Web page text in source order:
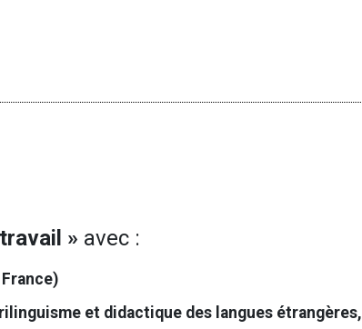
» avec :
et didactique des langues étrangères,